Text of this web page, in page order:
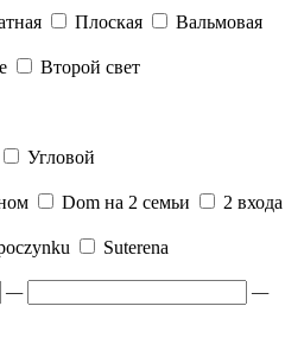
Плоская
Вальмовая
Второй свет
Угловой
Dom на 2 семьи
2 входа
Suterena
—
—